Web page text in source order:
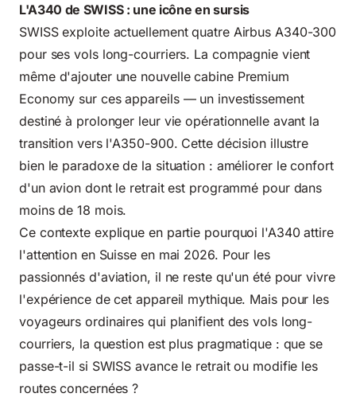
L'A340 de SWISS : une icône en sursis
SWISS exploite actuellement quatre Airbus A340-300
pour ses vols long-courriers. La compagnie vient
même d'ajouter une nouvelle cabine Premium
Economy sur ces appareils — un investissement
destiné à prolonger leur vie opérationnelle avant la
transition vers l'A350-900. Cette décision illustre
bien le paradoxe de la situation : améliorer le confort
d'un avion dont le retrait est programmé pour dans
moins de 18 mois.
Ce contexte explique en partie pourquoi l'A340 attire
l'attention en Suisse en mai 2026. Pour les
passionnés d'aviation, il ne reste qu'un été pour vivre
l'expérience de cet appareil mythique. Mais pour les
voyageurs ordinaires qui planifient des vols long-
courriers, la question est plus pragmatique : que se
passe-t-il si SWISS avance le retrait ou modifie les
routes concernées ?